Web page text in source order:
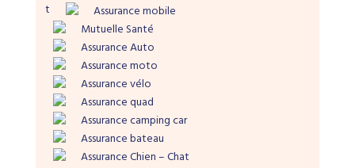
Assurance mobile
Mutuelle Santé
Assurance Auto
Assurance moto
Assurance vélo
Assurance quad
Assurance camping car
Assurance bateau
Assurance Chien – Chat